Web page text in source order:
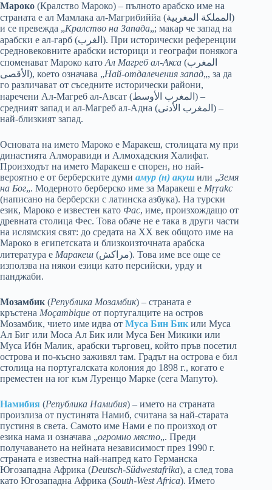
Мароко (Кралство Мароко) – пълното арабско име на
страната е ал Мамлака ал-Магрибиййа (المملكة المغربية)
и се превежда „Кралство на Запада„; макар че запад на
арабски е ал-гарб (الغرب). При исторически референции
средновековните арабски историци и географи понякога
споменават Мароко като Ал Магреб ал-Акса (المغرب
الأقصى), което означава „Най-отдалечения запад„, за да
го различават от съседните исторически райони,
наречени Ал-Магреб ал-Авсат (المغرب الأوسط) –
средният запад и ал-Магреб ал-Адна (المغرب الأدنى) –
най-близкият запад.
Основата на името Мароко е Маракеш, столицата му при
династията Алморавиди и Алмохадския Халифат.
Произходът на името Маракеш е спорен, но най-
вероятно е от берберските думи амур (н) акуш или „Земя
на Бог„. Модерното берберско име за Маракеш е Mṛṛakc
(написано на берберски с латинска азбука). На турски
език, Мароко е известен като Фас, име, произхождащо от
древната столица Фес. Това обаче не е така в други части
на ислямския свят: до средата на XX век общото име на
Мароко в египетската и близкоизточната арабска
литература е Маракеш (مراكش). Това име все още се
използва на някои езици като персийски, урду и
панджаби.
Мозамбик (Република Мозамбик) – страната е
кръстена Moçambique от португалците на остров
Мозамбик, чието име идва от Муса Бин Бик или Муса
Ал Биг или Моса Ал Бик или Муса Бен Микики или
Муса Ибн Малик, арабски търговец, който пръв посетил
острова и по-късно заживял там. Градът на острова е бил
столица на португалската колония до 1898 г., когато е
преместен на юг към Луренцо Марке (сега Мапуто).
Намибия (Република Намибия) – името на страната
произлиза от пустинята Намиб, считана за най-старата
пустиня в света. Самото име Нами е по произход от
езика нама и означава „огромно място„. Преди
получаването на нейната независимост през 1990 г.
страната е известна най-напред като Германска
Югозападна Африка (Deutsch-Südwestafrika), а след това
като Югозападна Африка (South-West Africa). Името